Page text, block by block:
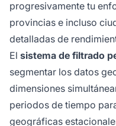
progresivamente tu
provincias e incluso
detalladas de
El sistema de filtrado
segmentar los datos
dimensiones
periodos de tiempo
geográficas